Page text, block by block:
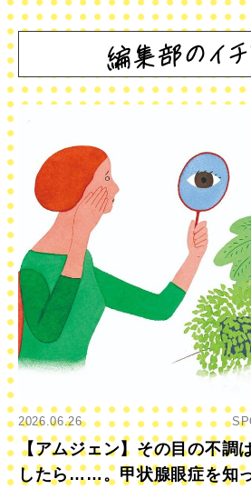
2026.06.26
【アムジェン】その目の不調
したら……。甲状腺眼症を知